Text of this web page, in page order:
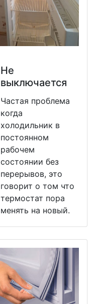
Не
выключается
Частая проблема
когда
холодильник в
постоянном
рабочем
состоянии без
перерывов, это
говорит о том что
термостат пора
менять на новый.